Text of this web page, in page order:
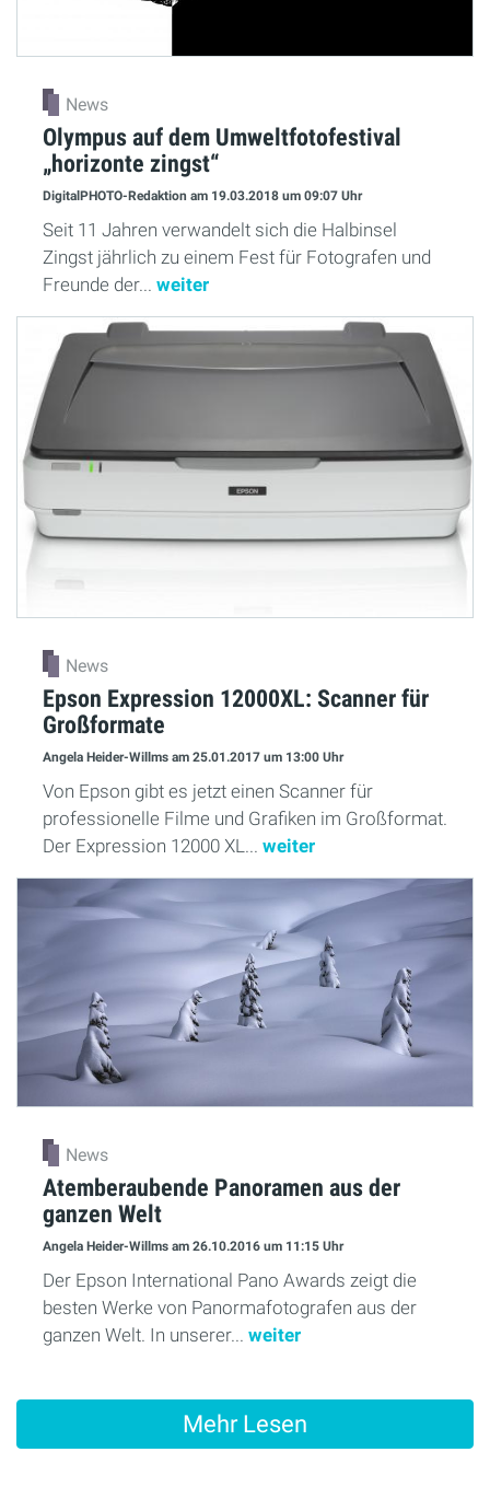
News
Olympus auf dem Umweltfotofestival
„horizonte zingst“
DigitalPHOTO-Redaktion am 19.03.2018 um 09:07 Uhr
Seit 11 Jahren verwandelt sich die Halbinsel
Zingst jährlich zu einem Fest für Fotografen und
Freunde der... weiter
News
Epson Expression 12000XL: Scanner für
Großformate
Angela Heider-Willms am 25.01.2017 um 13:00 Uhr
Von Epson gibt es jetzt einen Scanner für
professionelle Filme und Grafiken im Großformat.
Der Expression 12000 XL... weiter
News
Atemberaubende Panoramen aus der
ganzen Welt
Angela Heider-Willms am 26.10.2016 um 11:15 Uhr
Der Epson International Pano Awards zeigt die
besten Werke von Panormafotografen aus der
ganzen Welt. In unserer... weiter
Mehr Lesen